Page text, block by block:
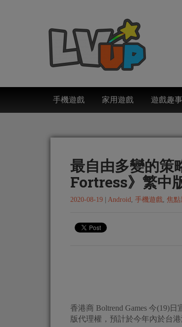
手機遊戲 家用遊戲 遊戲趣事
最自由多變的策
Fortress》繁中
2020-08-19 Android, 手機遊戲, 焦點
香港商 Boltrend Games 今(19)
版代理權，預計於今年內於台